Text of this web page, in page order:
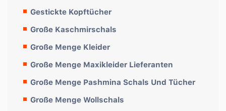
Gestickte Kopftücher
Große Kaschmirschals
Große Menge Kleider
Große Menge Maxikleider Lieferanten
Große Menge Pashmina Schals Und Tücher
Große Menge Wollschals